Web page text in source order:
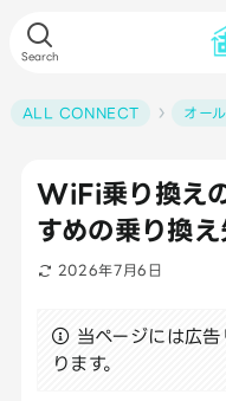
Search
ALL CONNECT オー
WiFi乗り換え
すめの乗り換え
2026年7月6日
当ページには広
ります。